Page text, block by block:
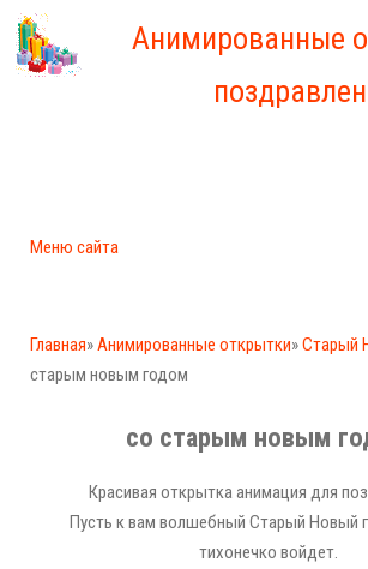
Анимированные
Меню сайта
Главная»Анимированные открытки»Старый
старым новым годом
со старым новым
Красивая открытка анимация для
Пусть к вам волшебный Старый Новый
тихонечко войдет.